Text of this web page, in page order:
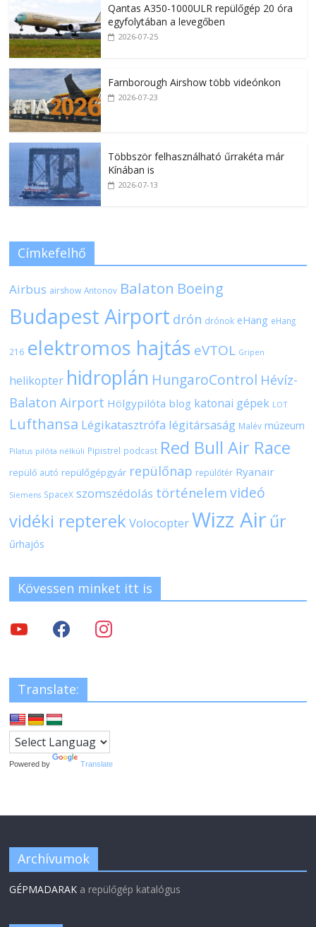
Qantas A350-1000ULR repülőgép 20 óra
egyfolytában a levegőben
2026-07-25
Farnborough Airshow több videónkon
2026-07-23
Többször felhasználható űrrakéta már
Kínában is
2026-07-13
Címkefelhő
Airbus airshow Antonov Balaton Boeing
Budapest Airport drón drónok eHang eHang
216 elektromos hajtás eVTOL Gripen
helikopter hidroplán HungaroControl Hévíz-
Balaton Airport Hölgypilóta blog katonai gépek LOT
Lufthansa Légikatasztrófa légitársaság Malév múzeum
Pilatus pilóta nélküli Pipistrel podcast Red Bull Air Race
repülő autó repülőgépgyár repülőnap repülőtér Ryanair
Siemens SpaceX szomszédolás történelem videó
vidéki repterek VolocopterWizz Air űr
űrhajós
Kövessen minket itt is
Translate:
Powered by Translate
Archívumok
GÉPMADARAK a repülőgép katalógus